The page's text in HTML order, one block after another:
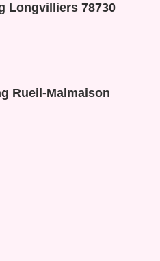
Longvilliers 78730
Rueil-Malmaison